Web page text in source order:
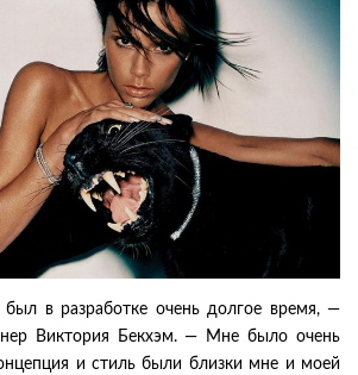
в разработке очень долгое время, —
Виктория Бекхэм. — Мне было очень
и стиль были близки мне и моей